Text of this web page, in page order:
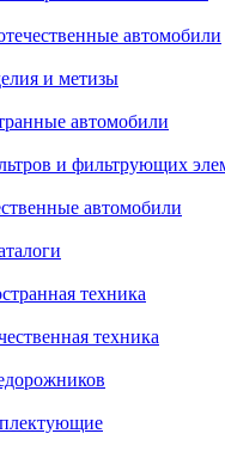
автомобили
и метизы
автомобили
и фильтрующих
автомобили
техника
техника